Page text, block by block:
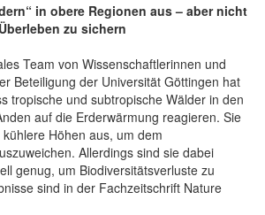
in obere Regionen aus – aber nicht
zu sichern
Team von Wissenschaftlerinnen und
Beteiligung der Universität Göttingen hat
tropische und subtropische Wälder in den
auf die Erderwärmung reagieren. Sie
kühlere Höhen aus, um dem
Allerdings sind sie dabei
genug, um Biodiversitätsverluste zu
sind in der Fachzeitschrift Nature